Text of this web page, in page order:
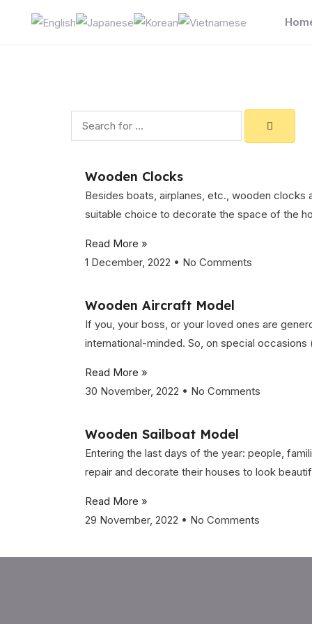
Search
Wooden Clocks
Besides boats, airplanes, etc., wooden clocks
suitable choice to decorate the space of the
Read More »
1 December, 2022
No Comments
Wooden Aircraft Model
If you, your boss, or your loved ones are
international-minded. So, on special
Read More »
30 November, 2022
No Comments
Wooden Sailboat Model
Entering the last days of the year: people,
repair and decorate their houses to look
Read More »
29 November, 2022
No Comments